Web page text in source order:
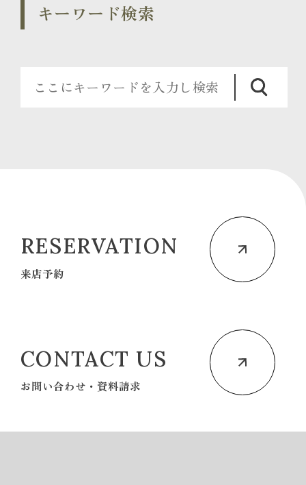
キーワード検索
RESERVATION
来店予約
CONTACT US
お問い合わせ・資料請求